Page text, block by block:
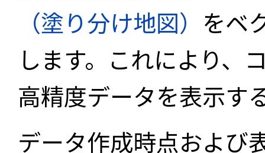
（塗り分け地図） をベ
します。これにより、
高精度データを表示す
データ作成時点および